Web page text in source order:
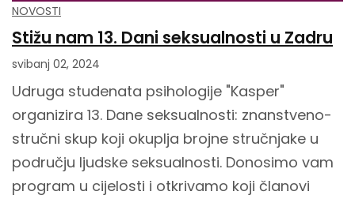
NOVOSTI
Stižu nam 13. Dani seksualnosti u Zadru
svibanj 02, 2024
Udruga studenata psihologije "Kasper"
organizira 13. Dane seksualnosti: znanstveno-
stručni skup koji okuplja brojne stručnjake u
području ljudske seksualnosti. Donosimo vam
program u cijelosti i otkrivamo koji članovi